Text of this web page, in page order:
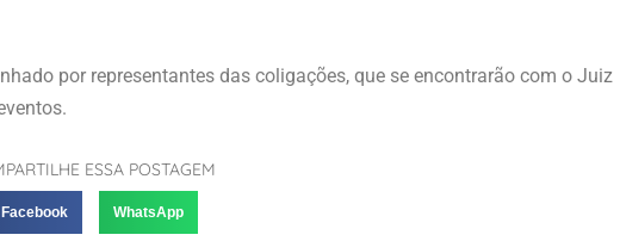
por representantes das coligações, que se encontrarão com o Juiz
ESSA POSTAGEM
Facebook WhatsApp